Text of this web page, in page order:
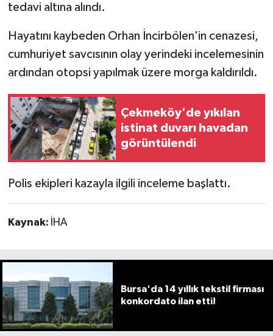
tedavi altına alındı.
Hayatını kaybeden Orhan İncirbölen'in cenazesi,
cumhuriyet savcısının olay yerindeki incelemesinin
ardından otopsi yapılmak üzere morga kaldırıldı.
Çekmeköy'de yıkılan
istinat duvarı havadan
görüntülendi
Polis ekipleri kazayla ilgili inceleme başlattı.
Kaynak: İHA
Bursa'da 14 yıllık tekstil firması
konkordato ilan etti!